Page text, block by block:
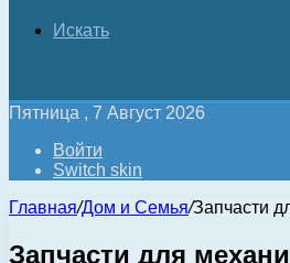
Искать
Пятница , 7 Август 2026
Войти
Switch skin
Главная/Дом и Семья/Запчасти
Запчасти для